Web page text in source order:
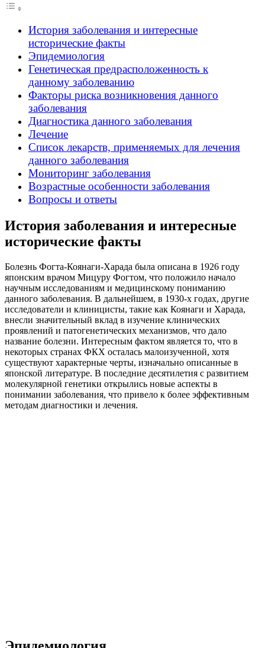
История заболевания и интересные
исторические факты
Эпидемиология
Генетическая предрасположенность к
данному заболеванию
Факторы риска возникновения данного
заболевания
Диагностика данного заболевания
Лечение
Список лекарств, применяемых для лечения
данного заболевания
Мониторинг заболевания
Возрастные особенности заболевания
Вопросы и ответы
История заболевания и интересные
исторические факты
Болезнь Фогта-Коянаги-Харада была описана в 1926 году
японским врачом Мицуру Фогтом, что положило начало
научным исследованиям и медицинскому пониманию
данного заболевания. В дальнейшем, в 1930-х годах, другие
исследователи и клиницисты, такие как Коянаги и Харада,
внесли значительный вклад в изучение клинических
проявлений и патогенетических механизмов, что дало
название болезни. Интересным фактом является то, что в
некоторых странах ФКХ осталась малоизученной, хотя
существуют характерные черты, изначально описанные в
японской литературе. В последние десятилетия с развитием
молекулярной генетики открылись новые аспекты в
понимании заболевания, что привело к более эффективным
методам диагностики и лечения.